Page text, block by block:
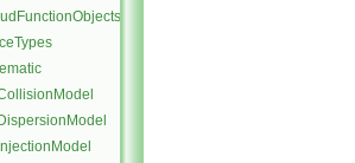
DispersionModel
InjectionModel